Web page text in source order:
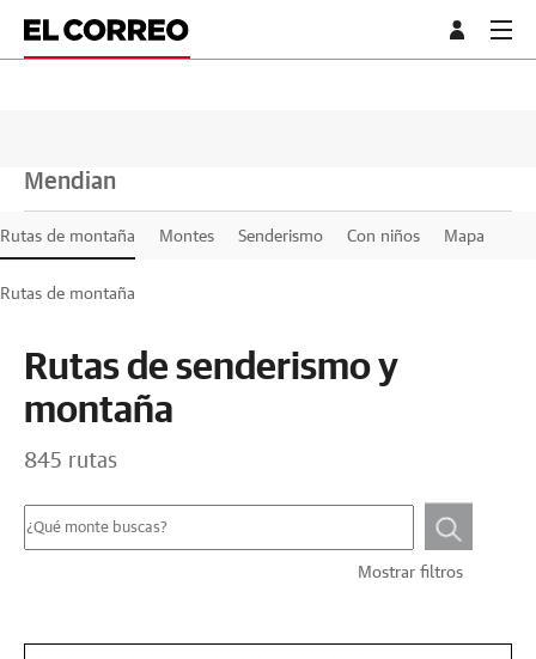
Mendian
Rutas de montaña Montes Senderismo Con niños Mapa
Rutas de montaña
Rutas de senderismo y
montaña
845 rutas
Mostrar filtros